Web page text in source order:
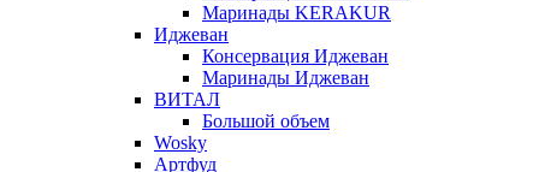
Маринады KERAKUR
Иджеван
Консервация Иджеван
Маринады Иджеван
ВИТАЛ
Большой объем
Wosky
Артфуд